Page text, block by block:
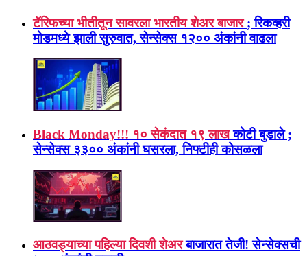
टॅरिफच्या भीतीतून सावरला भारतीय शेअर बाजार ; रिकव्हरी
मोडमध्ये झाली सुरुवात, सेन्सेक्स १२०० अंकांनी वाढला
Black Monday!!! १० सेकंदात १९ लाख कोटी बुडाले ;
सेन्सेक्स ३३०० अंकांनी घसरला, निफ्टीही कोसळला
आठवड्याच्या पहिल्या दिवशी शेअर बाजारात तेजी! सेन्सेक्सची